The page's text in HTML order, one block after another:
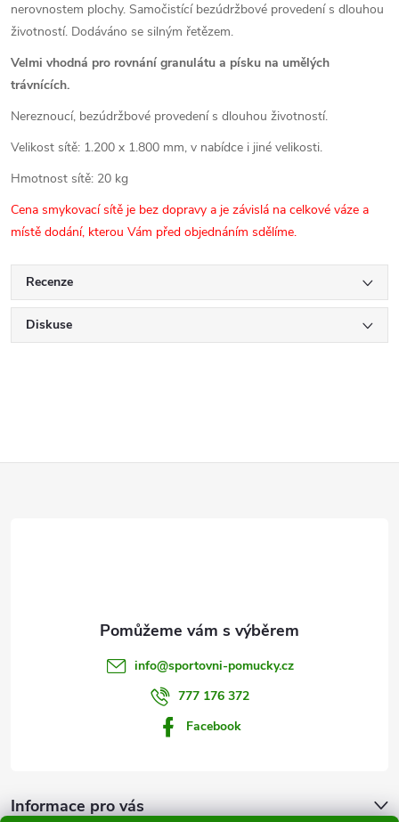
nerovnostem plochy. Samočistící bezúdržbové provedení s dlouhou
životností. Dodáváno se silným řetězem.
Velmi vhodná pro rovnání granulátu a písku na umělých
trávnících.
Nereznoucí, bezúdržbové provedení s dlouhou životností.
Velikost sítě: 1.200 x 1.800 mm, v nabídce i jiné velikosti.
Hmotnost sítě: 20 kg
Cena smykovací sítě je bez dopravy a je závislá na celkové váze a
místě dodání, kterou Vám před objednáním sdělíme.
Recenze
Diskuse
info@sportovni-pomucky.cz
777 176 372
Facebook
Informace pro vás